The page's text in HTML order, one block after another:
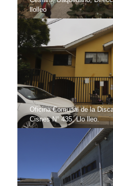
llolleo
Oficina Comunal de la
Cisnes N° 435, Llo lleo.